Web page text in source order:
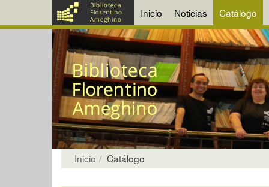
Inicio Noticias Catálogo
Inicio Catálogo